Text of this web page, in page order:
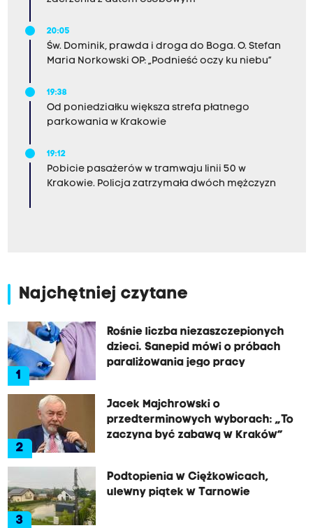
20:05
Św. Dominik, prawda i droga do Boga. O. Stefan
Maria Norkowski OP: „Podnieść oczy ku niebu”
19:38
Od poniedziałku większa strefa płatnego
parkowania w Krakowie
19:12
Pobicie pasażerów w tramwaju linii 50 w
Krakowie. Policja zatrzymała dwóch mężczyzn
Najchętniej czytane
1
Rośnie liczba niezaszczepionych
dzieci. Sanepid mówi o próbach
paraliżowania jego pracy
2
Jacek Majchrowski o
przedterminowych wyborach: „To
zaczyna być zabawą w Kraków”
3
Podtopienia w Ciężkowicach,
ulewny piątek w Tarnowie